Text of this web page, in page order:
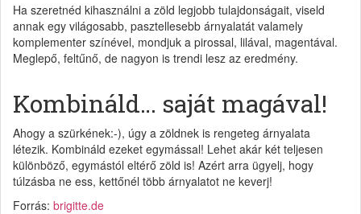
Ha szeretnéd kihasználni a zöld legjobb tulajdonságait, viseld
annak egy világosabb, pasztellesebb árnyalatát valamely
komplementer színével, mondjuk a pirossal, lilával, magentával.
Meglepő, feltűnő, de nagyon is trendi lesz az eredmény.
Kombináld… saját magával!
Ahogy a szürkének:-), úgy a zöldnek is rengeteg árnyalata
létezik. Kombináld ezeket egymással! Lehet akár két teljesen
különböző, egymástól eltérő zöld is! Azért arra ügyelj, hogy
túlzásba ne ess, kettőnél több árnyalatot ne keverj!
Forrás: brigitte.de